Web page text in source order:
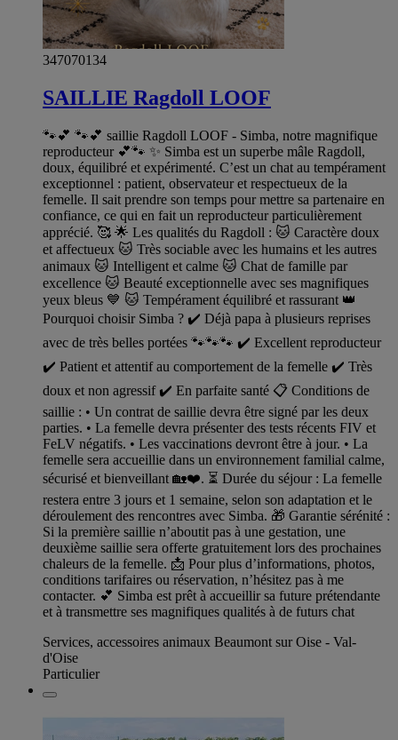
347070134
SAILLIE Ragdoll LOOF
🐾💕 🐾💕 saillie Ragdoll LOOF - Simba, notre magnifique
reproducteur 💕🐾 ✨ Simba est un superbe mâle Ragdoll,
doux, équilibré et expérimenté. C’est un chat au tempérament
exceptionnel : patient, observateur et respectueux de la
femelle. Il sait prendre son temps pour mettre sa partenaire en
confiance, ce qui en fait un reproducteur particulièrement
apprécié. 🥰 🌟 Les qualités du Ragdoll : 🐱 Caractère doux
et affectueux 🐱 Très sociable avec les humains et les autres
animaux 🐱 Intelligent et calme 🐱 Chat de famille par
excellence 🐱 Beauté exceptionnelle avec ses magnifiques
yeux bleus 💙 🐱 Tempérament équilibré et rassurant 👑
Pourquoi choisir Simba ? ✔️ Déjà papa à plusieurs reprises
avec de très belles portées 🐾🐾🐾 ✔️ Excellent reproducteur
✔️ Patient et attentif au comportement de la femelle ✔️ Très
doux et non agressif ✔️ En parfaite santé 📋 Conditions de
saillie : • Un contrat de saillie devra être signé par les deux
parties. • La femelle devra présenter des tests récents FIV et
FeLV négatifs. • Les vaccinations devront être à jour. • La
femelle sera accueillie dans un environnement familial calme,
sécurisé et bienveillant 🏡❤️. ⏳ Durée du séjour : La femelle
restera entre 3 jours et 1 semaine, selon son adaptation et le
déroulement des rencontres avec Simba. 🎁 Garantie sérénité :
Si la première saillie n’aboutit pas à une gestation, une
deuxième saillie sera offerte gratuitement lors des prochaines
chaleurs de la femelle. 📩 Pour plus d’informations, photos,
conditions tarifaires ou réservation, n’hésitez pas à me
contacter. 💕 Simba est prêt à accueillir sa future prétendante
et à transmettre ses magnifiques qualités à de futurs chat
Services, accessoires animaux Beaumont sur Oise - Val-
d'Oise
Particulier